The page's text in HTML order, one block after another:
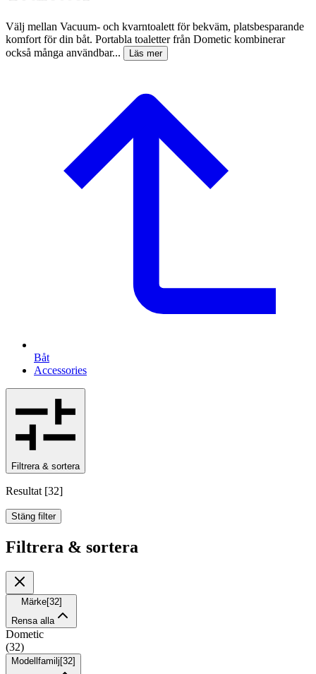
Välj mellan Vacuum- och kvarntoalett för bekväm, platsbesparande
komfort för din båt. Portabla toaletter från Dometic kombinerar
också många användbar...
Läs mer
Båt
Accessories
Filtrera & sortera
Resultat [32]
Stäng filter
Filtrera & sortera
Märke[32]
Rensa alla
Dometic
(32)
Modellfamilj [32]